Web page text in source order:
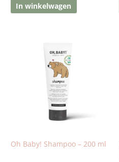
In winkelwagen
Oh Baby! Shampoo – 200 ml